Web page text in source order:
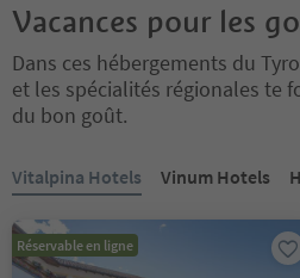
Vacances pour les
Dans ces hébergements du
et les spécialités régionales te
du bon goût.
Vitalpina Hotels Vinum Hotels
Réservable en ligne